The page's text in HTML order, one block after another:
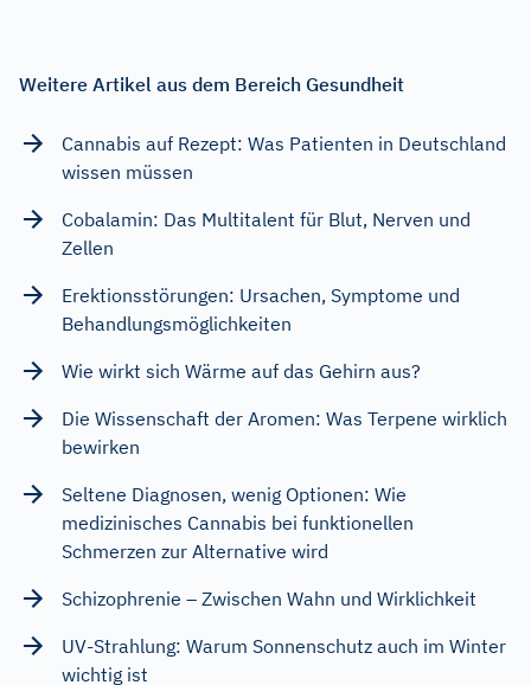
Weitere Artikel aus dem Bereich Gesundheit
Cannabis auf Rezept: Was Patienten in Deutschland
wissen müssen
Cobalamin: Das Multitalent für Blut, Nerven und
Zellen
Erektionsstörungen: Ursachen, Symptome und
Behandlungsmöglichkeiten
Wie wirkt sich Wärme auf das Gehirn aus?
Die Wissenschaft der Aromen: Was Terpene wirklich
bewirken
Seltene Diagnosen, wenig Optionen: Wie
medizinisches Cannabis bei funktionellen
Schmerzen zur Alternative wird
Schizophrenie – Zwischen Wahn und Wirklichkeit
UV-Strahlung: Warum Sonnenschutz auch im Winter
wichtig ist